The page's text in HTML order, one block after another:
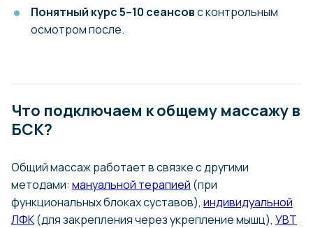
Понятный курс 5–10 сеансовс контрольным
осмотром после.
Что подключаем к общему массажу в
БСК?
Общий массаж работает в связке с другими
методами: мануальной терапией (при
функциональных блоках суставов), индивидуальной
ЛФК(для закрепления через укрепление мышц), УВТ
и радость активной жизни
Наши решения помогут улучшить ваше